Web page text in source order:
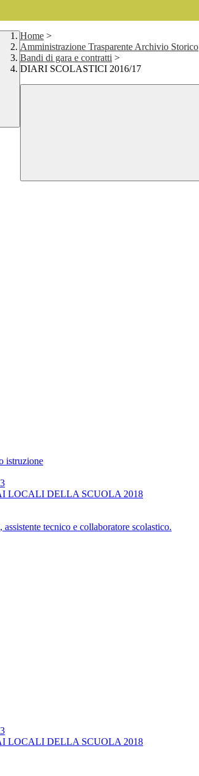
Home >
Amministrazione Trasparente Archivio Storico
Bandi di gara e contratti >
DIARI SCOLASTICI 2016/17
istruzione
LOCALI DELLA SCUOLA 2018
tecnico e collaboratore scolastico.
LOCALI DELLA SCUOLA 2018